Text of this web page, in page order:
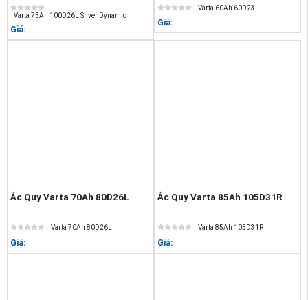
Varta 75Ah 100D26L Silver Dynamic
Giá:
Varta 60Ah 60D23L
Giá:
Ắc Quy Varta 70Ah 80D26L
Varta 70Ah 80D26L
Giá:
Ắc Quy Varta 85Ah 105D31R
Varta 85Ah 105D31R
Giá: